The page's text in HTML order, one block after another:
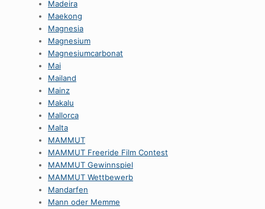
Madeira
Maekong
Magnesia
Magnesium
Magnesiumcarbonat
Mai
Mailand
Mainz
Makalu
Mallorca
Malta
MAMMUT
MAMMUT Freeride Film Contest
MAMMUT Gewinnspiel
MAMMUT Wettbewerb
Mandarfen
Mann oder Memme